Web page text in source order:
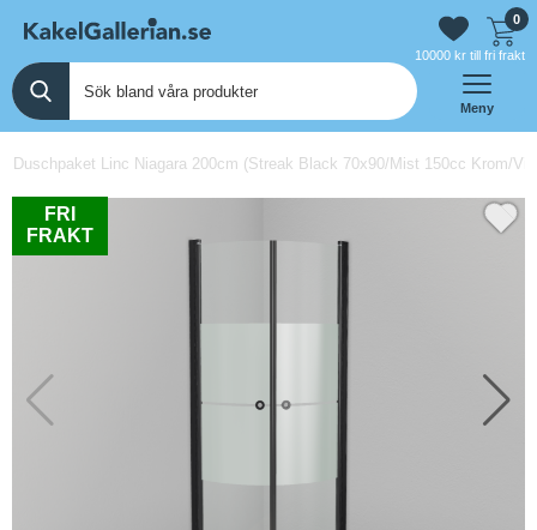
0
10000 kr till fri frakt
Meny
Duschpaket Linc Niagara 200cm (Streak Black 70x90/Mist 150cc Krom/
FRI
FRAKT